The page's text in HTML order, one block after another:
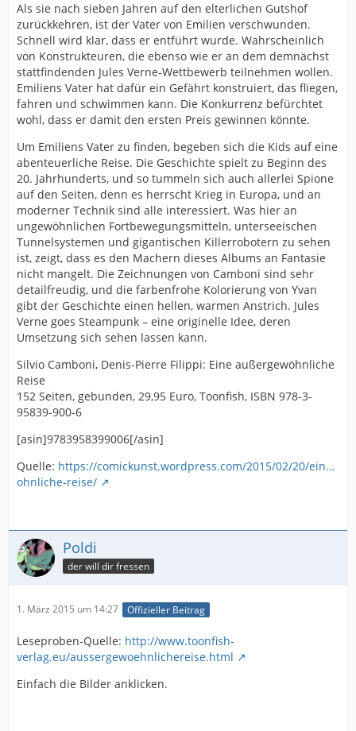
Als sie nach sieben Jahren auf den elterlichen Gutshof
zurückkehren, ist der Vater von Emilien verschwunden.
Schnell wird klar, dass er entführt wurde. Wahrscheinlich
von Konstrukteuren, die ebenso wie er an dem demnächst
stattfindenden Jules Verne-Wettbewerb teilnehmen wollen.
Emiliens Vater hat dafür ein Gefährt konstruiert, das fliegen,
fahren und schwimmen kann. Die Konkurrenz befürchtet
wohl, dass er damit den ersten Preis gewinnen könnte.
Um Emiliens Vater zu finden, begeben sich die Kids auf eine
abenteuerliche Reise. Die Geschichte spielt zu Beginn des
20. Jahrhunderts, und so tummeln sich auch allerlei Spione
auf den Seiten, denn es herrscht Krieg in Europa, und an
moderner Technik sind alle interessiert. Was hier an
ungewöhnlichen Fortbewegungsmitteln, unterseeischen
Tunnelsystemen und gigantischen Killerrobotern zu sehen
ist, zeigt, dass es den Machern dieses Albums an Fantasie
nicht mangelt. Die Zeichnungen von Camboni sind sehr
detailfreudig, und die farbenfrohe Kolorierung von Yvan
gibt der Geschichte einen hellen, warmen Anstrich. Jules
Verne goes Steampunk – eine originelle Idee, deren
Umsetzung sich sehen lassen kann.
Silvio Camboni, Denis-Pierre Filippi: Eine außergewöhnliche
Reise
152 Seiten, gebunden, 29,95 Euro, Toonfish, ISBN 978-3-
95839-900-6
[asin]9783958399006[/asin]
Quelle: https://comickunst.wordpress.com/2015/02/20/ein…
ohnliche-reise/
Poldi
der will dir fressen
1. März 2015 um 14:27 Offizieller Beitrag
Leseproben-Quelle: http://www.toonfish-
verlag.eu/aussergewoehnlichereise.html
Einfach die Bilder anklicken.